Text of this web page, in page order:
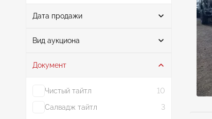
Дата продажи
От
Вид аукциона
Аукцион 41
Документ
Чистый тайтл
10
Салвадж тайтл
3